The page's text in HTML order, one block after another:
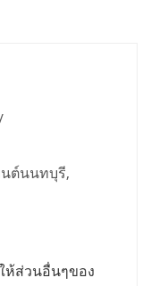
ต์นนทบุรี,
ห้ส่วนอื่นๆของ